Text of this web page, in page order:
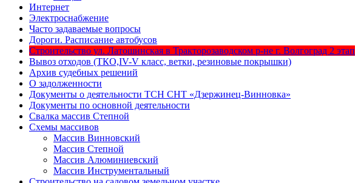
Интернет
Электроснабжение
Часто задаваемые вопросы
Дороги. Расписание автобусов
Строительство ул. Латошинская в Тракторозаводском р-не г. Волгоград 2 этап
Вывоз отходов (ТКО,IV-V класс, ветки, резиновые покрышки)
Архив судебных решений
О задолженности
Документы о деятельности ТСН СНТ «Дзержинец-Винновка»
Документы по основной деятельности
Свалка массив Степной
Схемы массивов
Массив Винновский
Массив Степной
Массив Алюминиевcкий
Массив Инструментальный